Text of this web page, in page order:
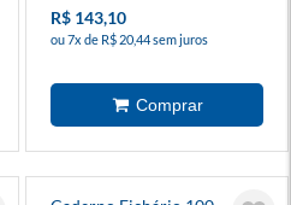
R$ 143,10
ou 7x de R$ 20,44 sem juros